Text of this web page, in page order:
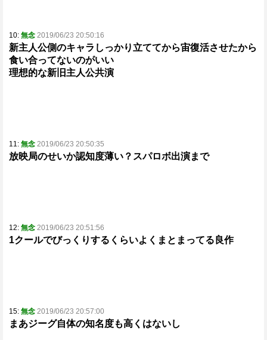
10: 無念 2019/06/23 20:50:16
新主人公側のキャラしっかり立ててから宙復活させたから
食い合ってないのがいい
理想的な新旧主人公共演
11: 無念 2019/06/23 20:50:35
放映局のせいか認知度薄い？スパロボ出演まで
12: 無念 2019/06/23 20:51:56
1クールでびっくりするくらいよくまとまってる良作
15: 無念 2019/06/23 20:57:00
まあジーグ自体の知名度も高くはないし